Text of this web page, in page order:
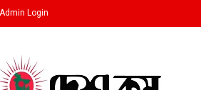
Admin Login